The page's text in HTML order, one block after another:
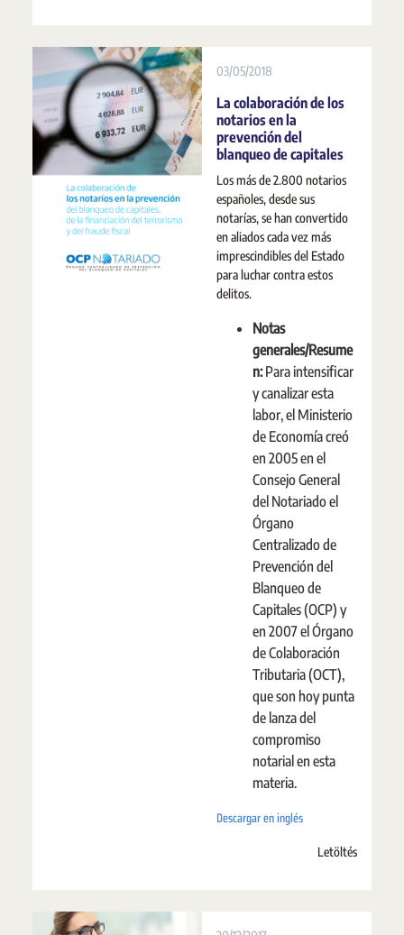
03/05/2018
La colaboración de los
notarios en la
prevención del
blanqueo de capitales
Los más de 2.800 notarios
españoles, desde sus
notarías, se han convertido
en aliados cada vez más
imprescindibles del Estado
para luchar contra estos
delitos.
Notas
generales/Resume
n:Para intensificar
y canalizar esta
labor, el Ministerio
de Economía creó
en 2005 en el
Consejo General
del Notariado el
Órgano
Centralizado de
Prevención del
Blanqueo de
Capitales (OCP) y
en 2007 el Órgano
de Colaboración
Tributaria (OCT),
que son hoy punta
de lanza del
compromiso
notarial en esta
materia.
Descargar en inglés
Letöltés